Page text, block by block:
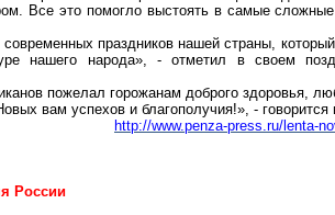
Все это помогло выстоять в самые
праздников нашей страны,
нашего народа», - отметил в своем
пожелал горожанам доброго здоровья,
вам успехов и благополучия!», - говорится
http://www.penza-press.ru/lenta-
России